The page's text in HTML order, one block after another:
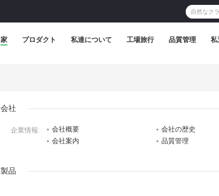
家 プロダクト 私達について 工場旅行 品質管理 私
会社
企業情報: 会社概要
会社の歴史
会社案内
品質管理
製品